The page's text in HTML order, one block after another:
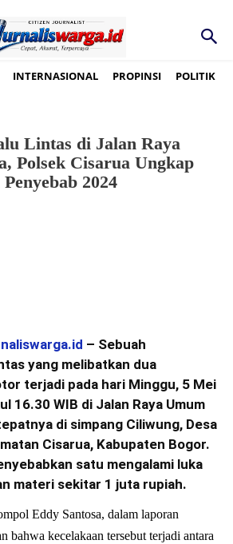
INTERNASIONAL PROPINSI POLITIK
Lintas di Jalan Raya
Polsek Cisarua Ungkap
2024
– Sebuah
yang melibatkan dua
terjadi pada hari Minggu, 5 Mei
16.30 WIB di Jalan Raya Umum
di simpang Ciliwung, Desa
Cisarua, Kabupaten Bogor.
satu mengalami luka
materi sekitar 1 juta rupiah.
Eddy Santosa, dalam laporan
bahwa kecelakaan tersebut terjadi antara